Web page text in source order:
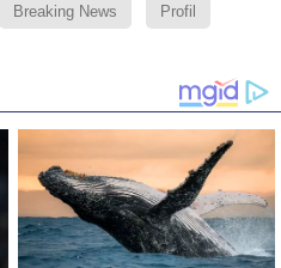
Breaking News Profil